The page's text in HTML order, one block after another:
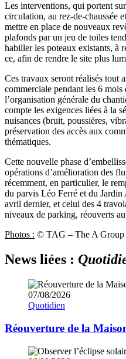
Les interventions, qui portent
circulation, au rez-de-chaussée
mettre en place de nouveaux
plafonds par un jeu de toiles
habiller les poteaux existants, à
ce, afin de rendre le site plus
Ces travaux seront réalisés tout
commerciale pendant les 6
l’organisation générale du
compte les exigences liées à la
nuisances (bruit, poussières,
préservation des accès aux
thématiques.
Cette nouvelle phase
opérations d’amélioration des
récemment, en particulier, le
du parvis Léo Ferré et du Jardin
avril dernier, et celui des 4
niveaux de parking, réouverts
Photos : © TAG – The A Group
News liées :
07/08/2026
Quotidien
Réouverture de la